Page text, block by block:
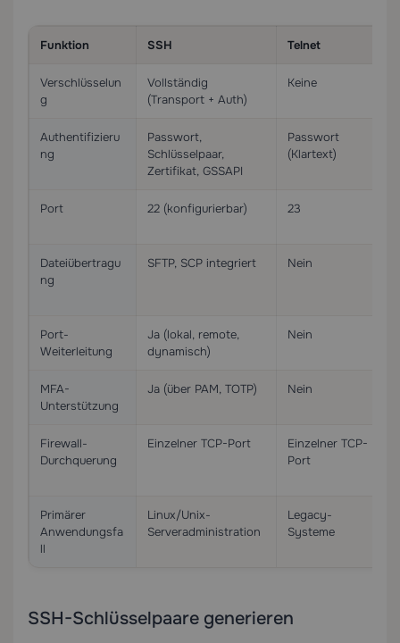
Funktion SSH Telnet
Verschlüsselun
g
Vollständig
(Transport + Auth)
Keine
Authentifizieru
ng
Passwort,
Schlüsselpaar,
Zertifikat, GSSAPI
Passwort
(Klartext)
Port 22 (konfigurierbar) 23
Dateiübertragu
ng
SFTP, SCP integriert Nein
Port-
Weiterleitung
Ja (lokal, remote,
dynamisch)
Nein
MFA-
Unterstützung
Ja (über PAM, TOTP) Nein
Firewall-
Durchquerung
Einzelner TCP-Port
Einzelner TCP-
Port
Primärer
Anwendungsfa
ll
Linux/Unix-
Serveradministration
Legacy-
Systeme
SSH-Schlüsselpaare generieren